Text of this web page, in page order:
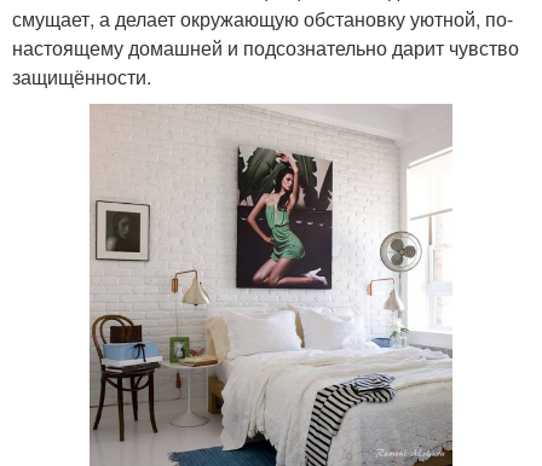
смущает, а делает окружающую обстановку уютной, по-
настоящему домашней и подсознательно дарит чувство
защищённости.